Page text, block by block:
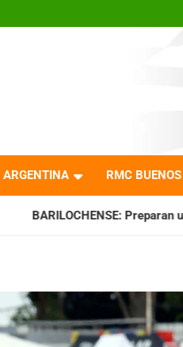
del
ARGENTINA RMC
una jornada a puro